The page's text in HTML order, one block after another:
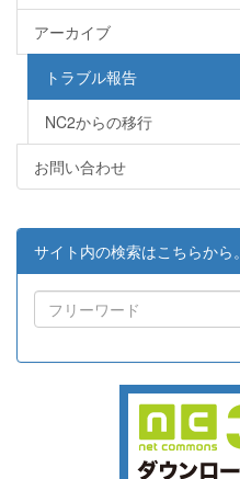
アーカイブ
トラブル報告
NC2からの移行
お問い合わせ
サイト内の検索はこちらから。